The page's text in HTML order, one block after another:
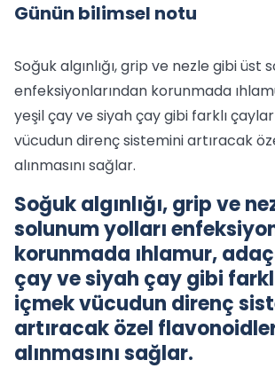
Günün bilimsel notu
Soğuk algınlığı, grip ve nezle gibi üst
enfeksiyonlarından korunmada
yeşil çay ve siyah çay gibi farklı
vücudun direnç sistemini artıracak
alınmasını sağlar.
Soğuk algınlığı, grip ve
solunum yolları
korunmada ıhlamur,
çay ve siyah çay gibi
içmek vücudun direnç
artıracak özel
alınmasını sağlar.